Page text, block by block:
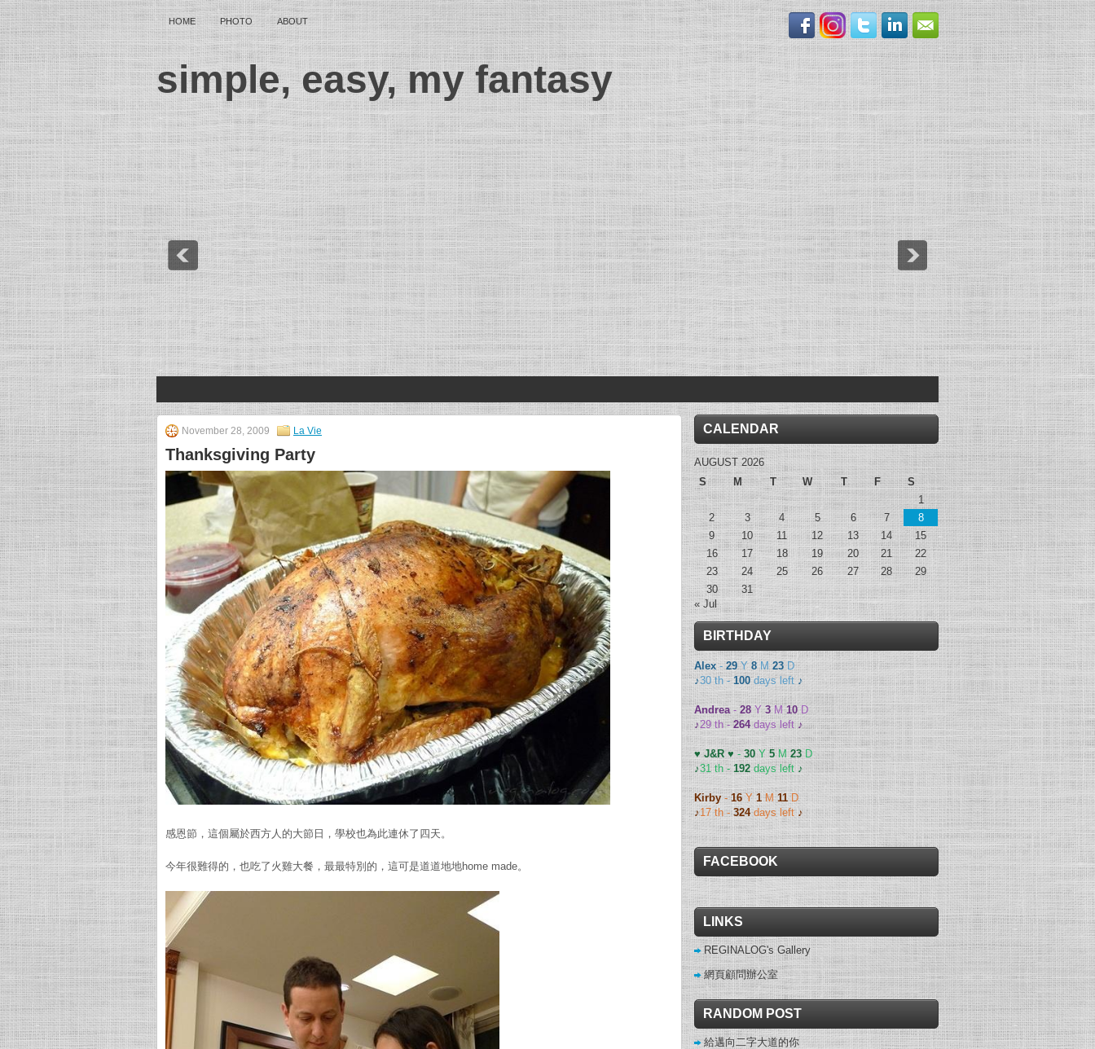
HOME PHOTO ABOUT
simple, easy, my fantasy
November 28, 2009 La Vie
Thanksgiving Party
感恩節，這個屬於西方人的大節日，學校也為此連休了四天。
今年很難得的，也吃了火雞大餐，最最特別的，這可是道道地地home made。
CALENDAR
AUGUST 2026
S
M T W T F
S
1
2
3 4 5 6 7
8
9
10 11 12 13 14
15
16
17 18 19 20 21
22
23
24 25 26 27 28
29
30
31
« Jul
BIRTHDAY
Alex-29Y 8M23D
♪30 th -100days left ♪
Andrea-28Y3M10D
♪29 th -264days left♪
♥ J&R ♥-30Y5M23D
♪31 th -192days left ♪
Kirby-16Y1M11D
♪17 th -324days left♪
FACEBOOK
LINKS
REGINALOG's Gallery
網頁顧問辦公室
RANDOM POST
給邁向二字大道的你